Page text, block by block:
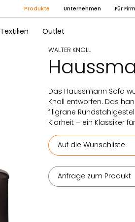
Produkte Unternehmen Für
Textilien Outlet
WALTER KNOLL
Das Haussmann Sofa
Knoll entworfen. Das
filigrane
Klarheit – ein Klassiker
Auf die Wunschliste
Anfrage zum Produkt